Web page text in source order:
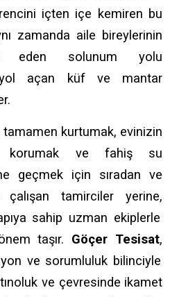
içten içe kemiren bu
zamanda aile bireylerinin
eden solunum yolu
yol açan küf ve mantar
kurtumak, evinizin
korumak ve fahiş su
geçmek için sıradan ve
çalışan tamirciler yerine,
sahip uzman ekiplerle
taşır.
Göçer Tesisat,
ve sorumluluk bilinciyle
ve çevresinde ikamet